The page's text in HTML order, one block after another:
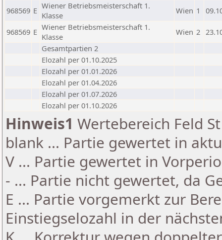
968569 E Wiener Betriebsmeisterschaft 1.
Klasse
Wien 1
968569 E Wiener Betriebsmeisterschaft 1.
Klasse
Wien 2
Gesamtpartien 2
Elozahl per 01.10.2025
Elozahl per 01.01.2026
Elozahl per 01.04.2026
Elozahl per 01.07.2026
Elozahl per 01.10.2026
Hinweis1 Wertebereich Feld
blank ... Partie gewertet in
V ... Partie gewertet in
- ... Partie nicht gewertet, da
E ... Partie vorgemerkt zur
Einstiegselozahl in der